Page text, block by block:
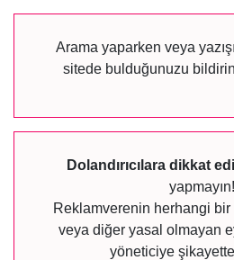
Arama yaparken veya
sitede bulduğunuzu bildirin
Dolandırıcılara dikkat
yapmayın!
Reklamverenin herhangi bir
veya diğer yasal olmayan
yöneticiye